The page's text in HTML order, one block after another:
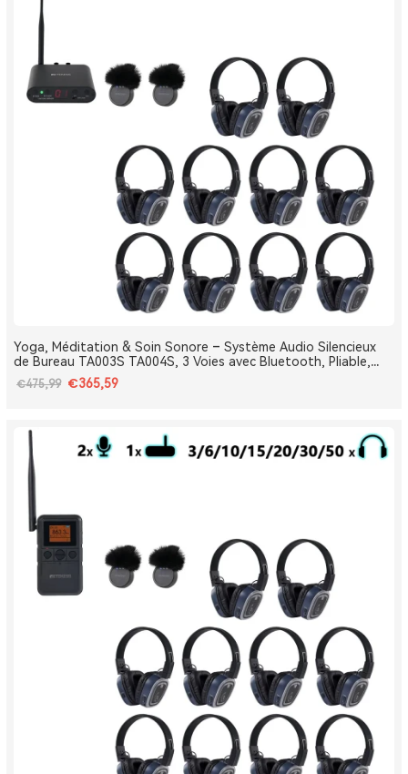
Yoga, Méditation & Soin Sonore – Système Audio Silencieux
de Bureau TA003S TA004S, 3 Voies avec Bluetooth, Pliable,
Type-C, Bass Boost
€475,99 €365,59